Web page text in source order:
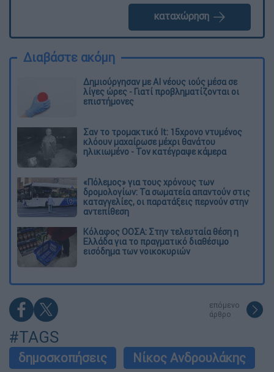
καταχώρηση
Διαβάστε ακόμη
Δημιούργησαν με AI νέους ιούς μέσα σε
λίγες ώρες - Γιατί προβληματίζονται οι
επιστήμονες
Σαν το τρομακτικό It: 15χρονο ντυμένος
κλόουν μαχαίρωσε μέχρι θανάτου
ηλικιωμένο - Τον κατέγραψε κάμερα
«Πόλεμος» για τους χρόνους των
δρομολογίων: Τα σωματεία απαντούν στις
καταγγελίες, οι παρατάξεις περνούν στην
αντεπίθεση
Κόλαφος ΟΟΣΑ: Στην τελευταία θέση η
Ελλάδα για το πραγματικό διαθέσιμο
εισόδημα των νοικοκυριών
επόμενο
άρθρο
#TAGS
δημοσκοπήσεις
Νίκος Ανδρουλάκης